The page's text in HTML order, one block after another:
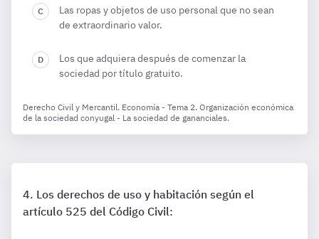
Las ropas y objetos de uso personal que no sean
de extraordinario valor.
Los que adquiera después de comenzar la
sociedad por título gratuito.
Derecho Civil y Mercantil. Economía - Tema 2. Organización económica
de la sociedad conyugal - La sociedad de gananciales.
Los derechos de uso y habitación según el
artículo 525 del Código Civil: